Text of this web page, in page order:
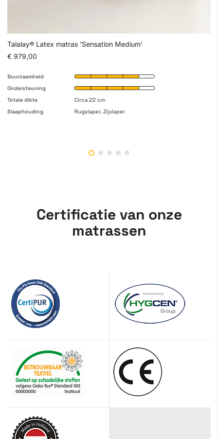
Talalay® Latex matras 'Sensation Medium'
€ 979,00
Duurzaamheid
Ondersteuning
Totale dikte
Circa 22 cm
Slaaphouding
Rugslaper, Zijslaper
Certificatie van onze
matrassen